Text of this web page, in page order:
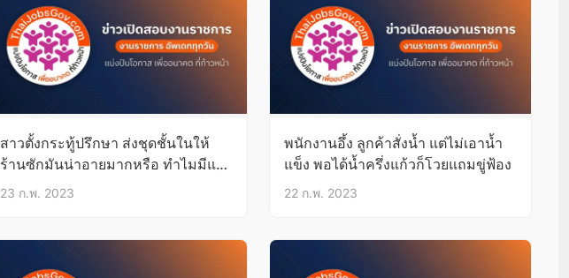
สาวตั้งกระทู้ปรึกษา ส่งชุดชั้นในให้
ร้านซักมันน่าอายมากหรือ ทำไมมีแต่
คนหัวเราะ
23 ก.พ. 2023
พนักงานอึ้ง ลูกค้าสั่งน้ำ แต่ไม่เอาน้ำ
แข็ง พอได้น้ำครึ่งแก้วก็โวยแถมขู่ฟ้อง
22 ก.พ. 2023